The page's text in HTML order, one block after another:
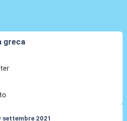
greca
settembre 2021